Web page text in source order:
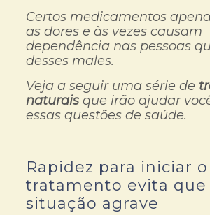
Certos medicamentos
as dores e às vezes causam
dependência nas pessoas
desses males.
Veja a seguir uma série de
naturais que irão ajudar
essas questões de saúde.
Rapidez para iniciar o
tratamento evita que
situação agrave